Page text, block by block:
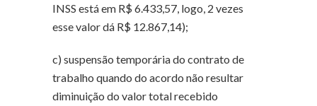
INSS está em R$ 6.433,57, logo, 2 vezes
esse valor dá R$ 12.867,14);
c) suspensão temporária do contrato de
trabalho quando do acordo não resultar
diminuição do valor total recebido